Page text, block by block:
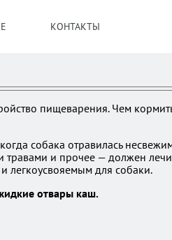
КОНТАКТЫ
пищеварения. Чем
собака отравилась
и прочее — должен
легкоусвояемым для собаки.
отвары каш.